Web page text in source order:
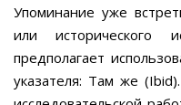
Упоминание уже
или исторического
предполагает
указателя: Там же